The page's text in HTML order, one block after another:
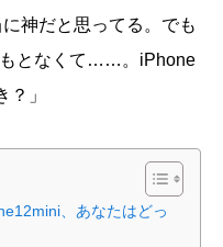
神だと思ってる。でも
もとなくて……。iPhone
」
、あなたはどっ